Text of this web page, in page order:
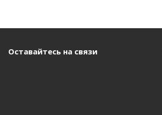
Оставайтесь на связи